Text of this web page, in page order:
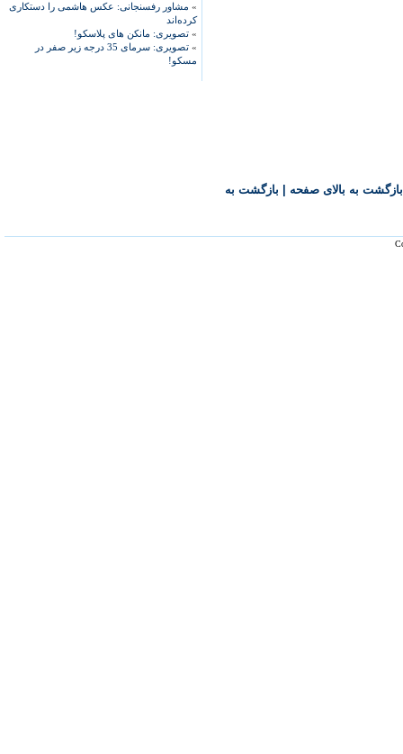
» مشاور رفسنجانی: عکس هاشمی را دستکاری
کرده‌اند
» تصویری: مانکن های پلاسکو!
»
تصویری: سرمای 35 درجه زیر صفر در
مسکو!
بازگشت به بالای صفحه بازگشت به